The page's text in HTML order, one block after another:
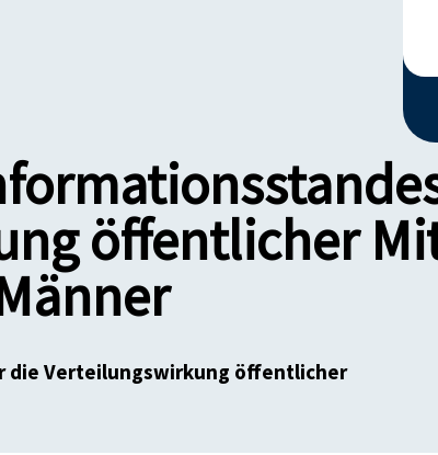
öffentlicher
die Verteilungswirkung öffentlicher